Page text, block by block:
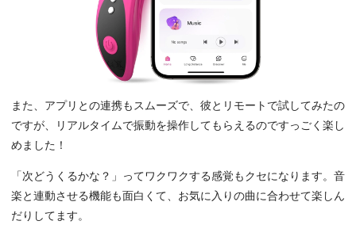
また、アプリとの連携もスムーズで、彼とリモートで試してみたの
ですが、リアルタイムで振動を操作してもらえるのですっごく楽し
めました！
「次どうくるかな？」ってワクワクする感覚もクセになります。音
楽と連動させる機能も面白くて、お気に入りの曲に合わせて楽しん
だりしてます。